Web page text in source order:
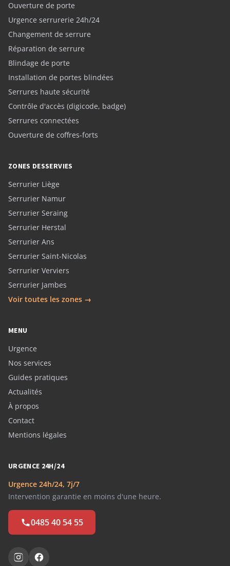
Ouverture de porte
Urgence serrurerie 24h/24
Changement de serrure
Réparation de serrure
Blindage de porte
Installation de portes blindées
Serrures haute sécurité
Contrôle d'accès (digicode, badge)
Serrures connectées
Ouverture de coffres-forts
ZONES DESSERVIES
Serrurier Liège
Serrurier Namur
Serrurier Seraing
Serrurier Herstal
Serrurier Ans
Serrurier Saint-Nicolas
Serrurier Verviers
Serrurier Jambes
Voir toutes les zones →
MENU
Urgence
Nos services
Guides pratiques
Actualités
À propos
Contact
Mentions légales
URGENCE 24H/24
Urgence 24h/24, 7j/7
Intervention garantie en moins d'une heure.
0485 40 54 55